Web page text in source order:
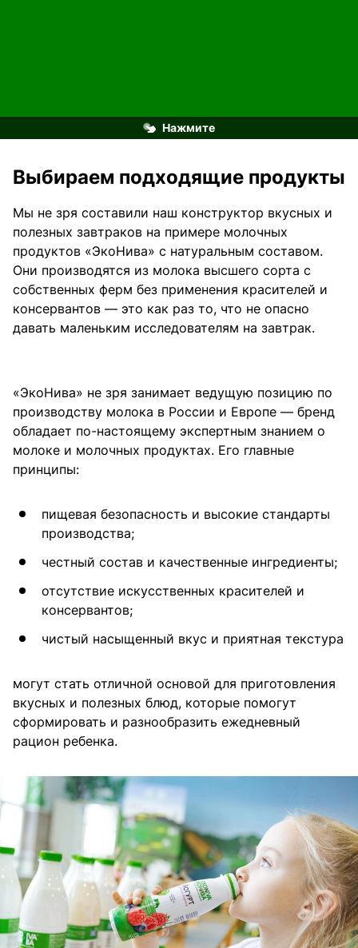
Нажмите
Выбираем подходящие продукты
Мы не зря составили наш конструктор вкусных и
полезных завтраков на примере молочных
продуктов «ЭкоНива» с натуральным составом.
Они производятся из молока высшего сорта с
собственных ферм без применения красителей и
консервантов — это как раз то, что не опасно
давать маленьким исследователям на завтрак.
«ЭкоНива» не зря занимает ведущую позицию по
производству молока в России и Европе — бренд
обладает по-настоящему экспертным знанием о
молоке и молочных продуктах. Его главные
принципы:
пищевая безопасность и высокие стандарты
производства;
честный состав и качественные ингредиенты;
отсутствие искусственных красителей и
консервантов;
чистый насыщенный вкус и приятная текстура
могут стать отличной основой для приготовления
вкусных и полезных блюд, которые помогут
сформировать и разнообразить ежедневный
рацион ребенка.